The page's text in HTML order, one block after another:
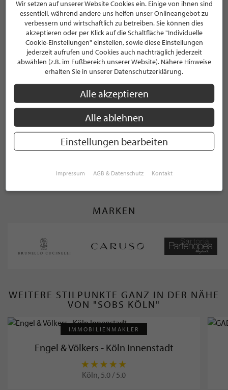
KATEGORIEN
Accessoire
Anzüge
Bekleidung
Contemporary Fashion
MARKEN
WEITERE STILPUNKTE GANZ IN DER NÄHE
VON "SOBS KÖLN"
IMMOBILIENMAKLER
Engel & Völkers - Köln Innenstadt
Köln, 5.0 / 5.0
Wir setzen auf unserer Website Cookies ein. Einige von ihnen sind
essentiell, während andere uns helfen unser Onlineangebot zu
verbessern und wirtschaftlich zu betreiben. Sie können dies
akzeptieren oder per Klick auf die Schaltfläche "Individuelle
Cookie-Einstellungen" einstellen, sowie diese Einstellungen
jederzeit aufrufen und Cookies auch nachträglich jederzeit
abwählen (z.B. im Fußbereich unserer Website). Nähere Hinweise
erhalten Sie in unserer Datenschutzerklärung.
Alle akzeptieren
Alle ablehnen
Einstellungen bearbeiten
Impressum AGB & Datenschutz Kontakt